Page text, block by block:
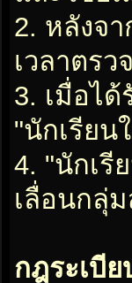
2. หลังจ
เวลาตร
3. เมื่อไ
"นักเรียน
4. "นักเรี
เลื่อนกลุ่
กฎระเบี